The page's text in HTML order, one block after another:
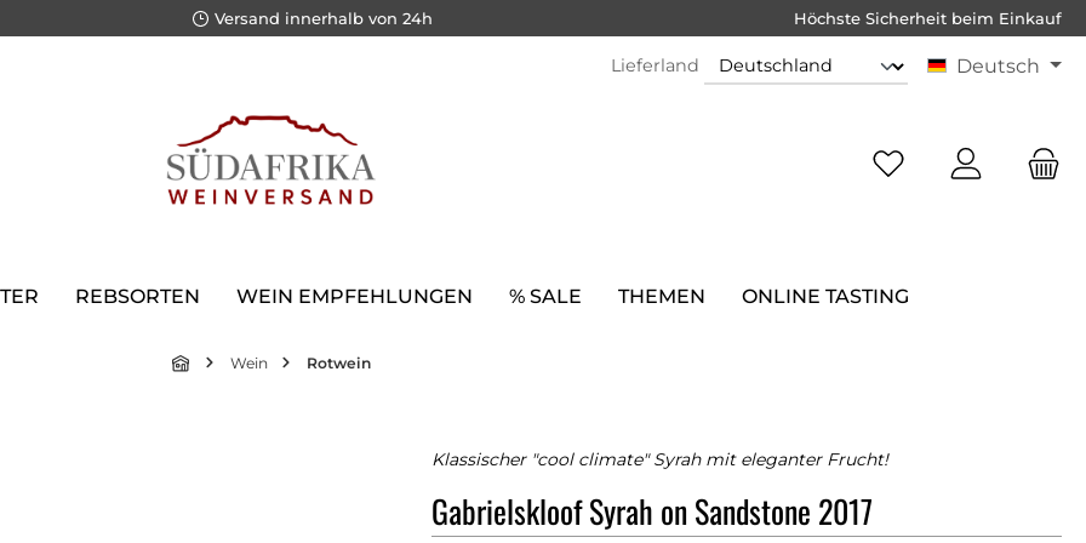
Versand innerhalb von 24h Höchste Sicherheit beim Einkauf
Lieferland Deutsch
REBSORTEN WEIN EMPFEHLUNGEN % SALE THEMEN ONLINE TASTING
Wein Rotwein
Klassischer "cool climate" Syrah mit eleganter Frucht!
Gabrielskloof Syrah on Sandstone 2017